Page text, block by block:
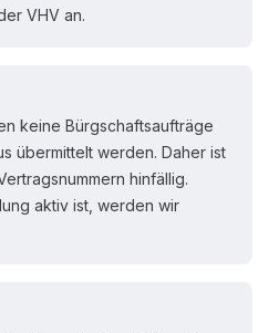
VHV an.
keine Bürgschaftsaufträge
übermittelt werden. Daher ist
hinfällig.
aktiv ist, werden wir